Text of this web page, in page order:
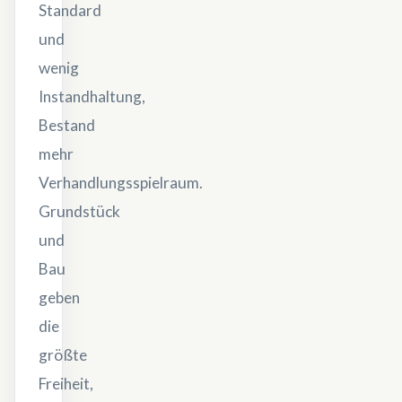
Standard
und
wenig
Instandhaltung,
Bestand
mehr
Verhandlungsspielraum.
Grundstück
und
Bau
geben
die
größte
Freiheit,